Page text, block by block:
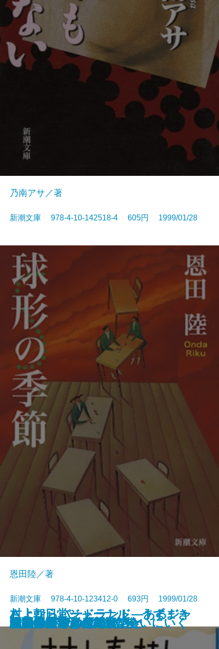
舞姫通信
きのね〔上〕
きのね〔下〕
「死の医学」への日記
いまなぜ青山二郎なのか
村上朝日堂ジャーナル うずまき
猫のみつけかた
さよならバードランド―あるジャ
ズ・ミュージシャンの回想―
水無月の墓
死んでも忘れない
乃南アサ／著
新潮文庫 978-4-10-142518-4 605円 1999/01/28
球形の季節
恩田陸／著
新潮文庫 978-4-10-123412-0 693円 1999/01/28
村上春樹、河合隼雄に会いにいく
朱夏
私たちが好きだったこと
女文士
幻色江戸ごよみ
ホワイトアウト
陋巷に在り〔4〕徒の巻
トリエステの坂道
団欒
大人のための残酷童話